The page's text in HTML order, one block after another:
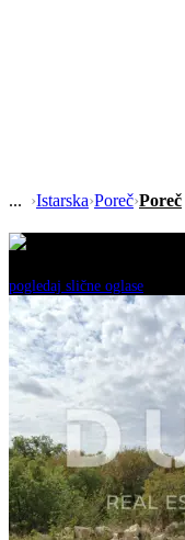
›Istarska›Poreč›Poreč
pogledaj slične oglase